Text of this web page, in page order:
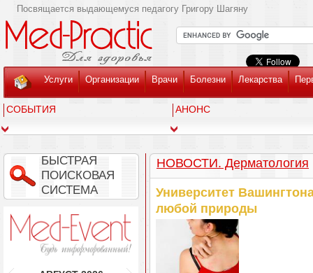
Посвящается выдающемуся педагогу Григору Шагяну
Услуги Организации Врачи Болезни Лекарства
СОБЫТИЯ АНОНС
БЫСТРАЯ
ПОИСКОВАЯ
СИСТЕМА
НОВОСТИ. Дерматология
Университет
любой природы